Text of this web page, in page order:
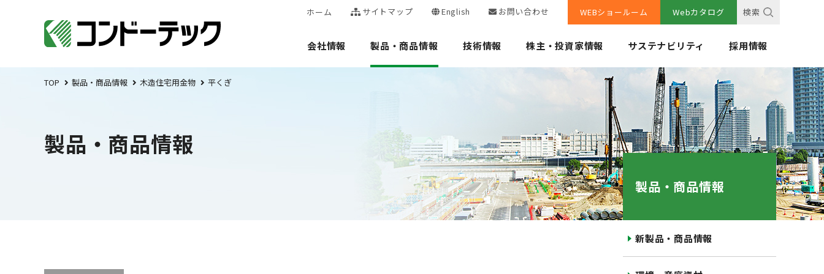
ホーム サイトマップ English お問い合わせ WEBショールーム Webカタログ 検索
会社情報 製品・商品情報 技術情報 株主・投資家情報 サステナビリティ 採用情報
TOP 製品・商品情報 木造住宅用金物 平くぎ
製品・商品情報
製品・商品情報
新製品・商品情報